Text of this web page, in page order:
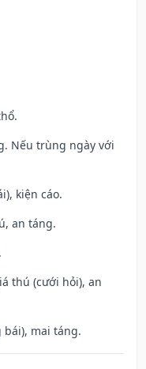
Nếu trùng ngày với
kiện cáo.
an táng.
thú (cưới hỏi), an
bái), mai táng.